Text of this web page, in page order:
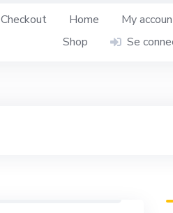
Checkout Home My
Shop
Se